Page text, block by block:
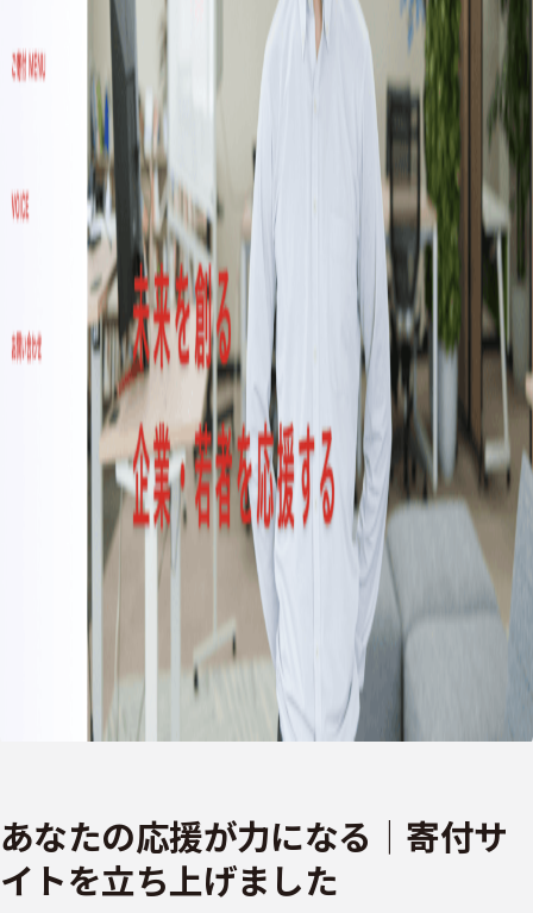
あなたの応援が力になる｜寄付サ
イトを立ち上げました